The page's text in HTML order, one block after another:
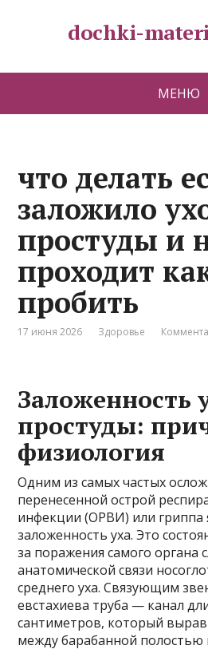
dochki-
МЕНЮ
что делать
заложило
простуды и
проходит
пробить
17 июня 2026 Здоровье
Заложенность
простуды:
физиология
Одним из самых частых
перенесенной острой
инфекции (ОРВИ) или гриппа
заложенность уха. Это
за поражения самого органа
анатомической связи
среднего уха. Связующим
евстахиева труба — канал
сантиметров, который
между барабанной полостью